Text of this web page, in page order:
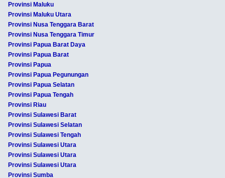
Provinsi Maluku
Provinsi Maluku Utara
Provinsi Nusa Tenggara Barat
Provinsi Nusa Tenggara Timur
Provinsi Papua Barat Daya
Provinsi Papua Barat
Provinsi Papua
Provinsi Papua Pegunungan
Provinsi Papua Selatan
Provinsi Papua Tengah
Provinsi Riau
Provinsi Sulawesi Barat
Provinsi Sulawesi Selatan
Provinsi Sulawesi Tengah
Provinsi Sulawesi Utara
Provinsi Sulawesi Utara
Provinsi Sulawesi Utara
Provinsi Sumba